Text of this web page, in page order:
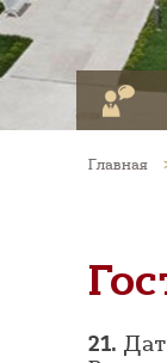
Главная
21.